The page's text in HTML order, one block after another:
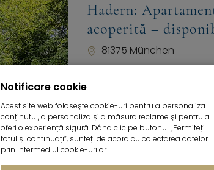
Hadern:
acoperită –
81375 München
Plat
Apartamentul cu 2
locuințe bine întreținut,
Notificare cookie
Acest site web folosește cookie-uri pentru a personaliza
conținutul, a personaliza și a măsura reclame și pentru a
oferi o experiență sigură. Dând clic pe butonul „Permiteți
totul și continuați”, sunteți de acord cu colectarea datelor
prin intermediul cookie-urilor.